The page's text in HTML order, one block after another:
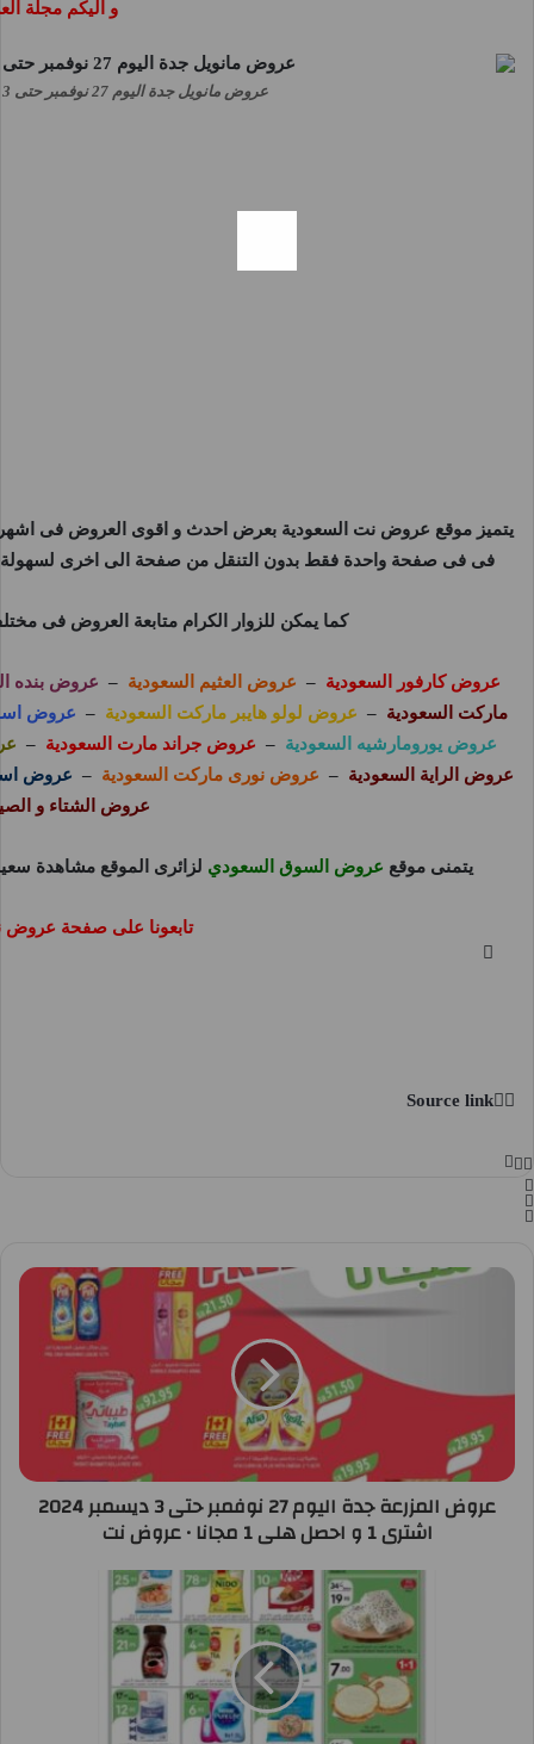
و اليكم مجلة
عروض مانويل جدة اليوم 27 نوفمبر حتى 3 ديسمبر 2024 عروض نهاية الشهر
يتميز موقع عروض نت السعودية بعرض احدث و اقوى العروض فى اشهر
فى فى صفحة واحدة فقط بدون التنقل من صفحة الى اخرى لسهولة
كما يمكن للزوار الكرام متابعة العروض فى
عروض كارفور السعودية – عروض العثيم السعودية – عروض بنده
ماركت السعودية
– عروض لولو هايبر ماركت السعودية – عروض
عروض يورومارشيه السعودية – عروض جراند مارت السعودية –
عروض الراية السعودية
– عروض نورى ماركت السعودية – عروض
عروض الشتاء و
يتمنى موقع عروض السوق السعودي لزائرى الموقع مشاهدة
تابعونا على صفحة
Source link
عروض المزرعة جدة اليوم 27 نوفمبر حتى 3 ديسمبر 2024
اشترى 1 و احصل هلى 1 مجانا • عروض نت